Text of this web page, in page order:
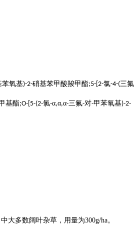
苯氧基)-2-硝基苯甲酸羧甲酯;5-[2-氯-4-(三氟
基酯;O-[5-(2-氯-α,α,α-三氟-对-甲苯氧基)-2-
大多数阔叶杂草，用量为300g/ha。